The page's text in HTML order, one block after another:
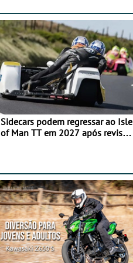
Sidecars podem regressar ao Isle
of Man TT em 2027 após revisão